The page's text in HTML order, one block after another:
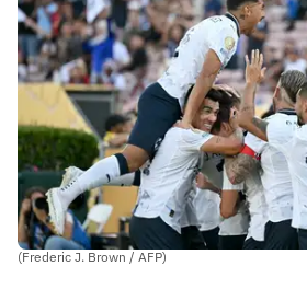
(Frederic J. Brown / AFP)